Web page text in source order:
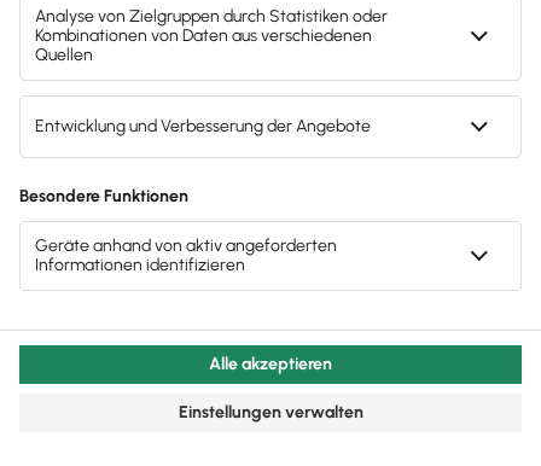
Buchhaltung & Finanzen
Fahrtenbuch korrekt führen: Regeln & Tipps